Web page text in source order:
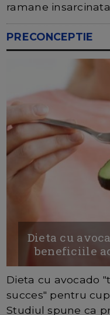
ramane
PRECONCEPTIE
Dieta cu
beneficiile
Dieta cu avocado
succes" pentru
Studiul spune ca